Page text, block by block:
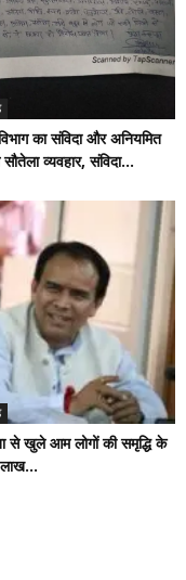
का संविदा और अनियमित
सौतेला व्यवहार, संविदा...
से खुले आम लोगों की समृद्धि के
लाख...